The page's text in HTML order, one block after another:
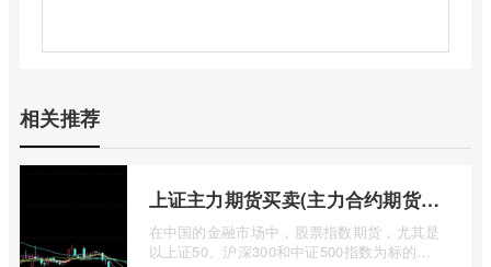
相关推荐
上证主力期货买卖(主力合约期货市场大盘)
在中国的金融市场中，股票指数期货，尤其是
以上证50、沪深300和中证500指数为标的的